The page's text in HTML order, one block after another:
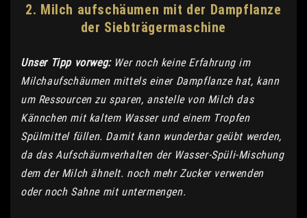
2. Milch aufschäumen mit der Dampflanze
der Siebträgermaschine
Unser Tipp vorweg:Wer noch keine Erfahrung im
Milchaufschäumen mittels einer Dampflanze hat, kann
um Ressourcen zu sparen, anstelle von Milch das
Kännchen mit kaltem Wasser und einem Tropfen
Spülmittel füllen. Damit kann wunderbar geübt werden,
da das Aufschäumverhalten der Wasser-Spüli-Mischung
dem der Milch ähnelt. noch mehr Zucker verwenden
oder noch Sahne mit untermengen.